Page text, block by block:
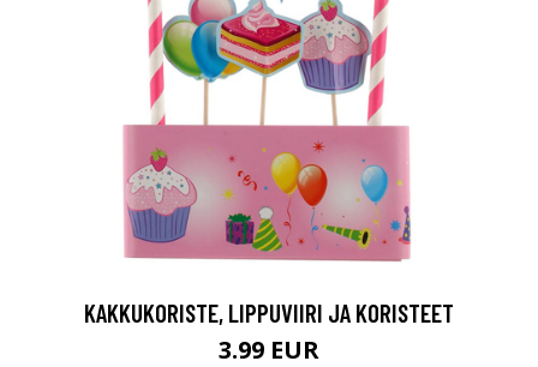
KAKKUKORISTE, LIPPUVIIRI JA KORISTEET
3.99 EUR